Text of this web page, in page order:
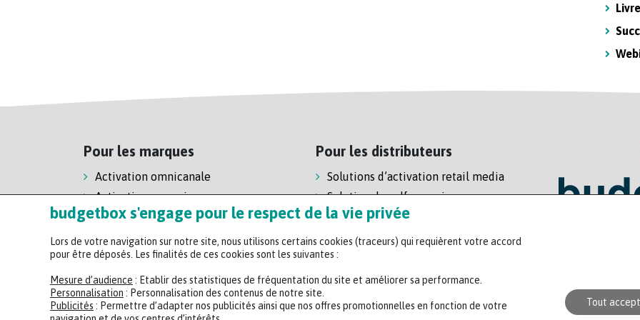
Pour les marques
Activation omnicanale
Activation magasin
Activation e-commerce
Pour les distributeurs
Solutions d’activation retail media
Solution de self-scanning
Régie enseigne
+33 (0)2
budgetbox s'engage pour le respect de la vie privée
Lors de votre navigation sur notre site, nous utilisons certains cookies (traceurs) qui requièrent votre accord
pour être déposés. Les finalités de ces cookies sont les suivantes :
Mesure d’audience : Etablir des statistiques de fréquentation du site et améliorer sa performance.
Personnalisation : Personnalisation des contenus de notre site.
Publicités : Permettre d’adapter nos publicités ainsi que nos offres promotionnelles en fonction de votre
Tout